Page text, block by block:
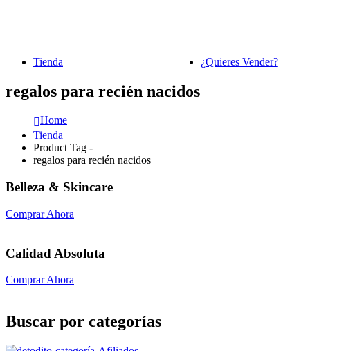
Tienda ¿Quieres Vender?
regalos para recién nacidos
Home
Tienda
Product Tag -
regalos para recién nacidos
Belleza & Skincare
Comprar Ahora
Calidad Absoluta
Comprar Ahora
Buscar por categorías